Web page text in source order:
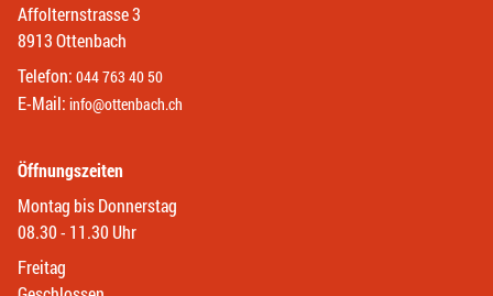
Affolternstrasse 3
8913 Ottenbach
Telefon: 044 763 40 50
E-Mail: info@ottenbach.ch
Öffnungszeiten
Montag bis Donnerstag
08.30 - 11.30 Uhr
Freitag